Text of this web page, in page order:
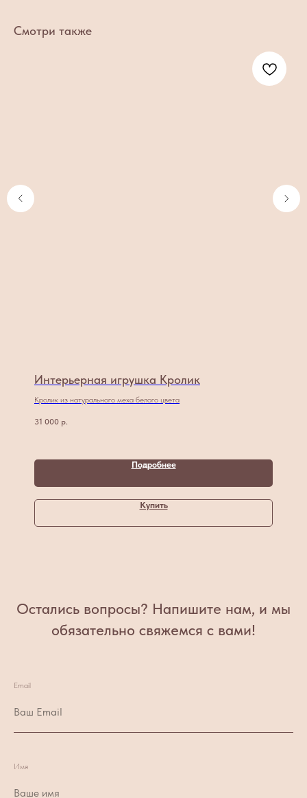
Смотри также
Интерьерная игрушка Кролик
Кролик из натурального меха белого цвета
31 000 р.
Подробнее
Купить
Остались вопросы? Напишите нам, и мы
обязательно свяжемся с вами!
Email
Имя